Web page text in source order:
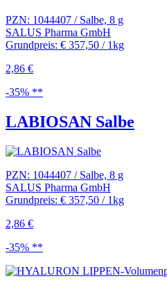
PZN: 1044407 / Salbe, 8 g
SALUS Pharma GmbH
Grundpreis: € 357,50 / 1kg
2,86 €
-35% **
LABIOSAN Salbe
PZN: 1044407 / Salbe, 8 g
SALUS Pharma GmbH
Grundpreis: € 357,50 / 1kg
2,86 €
-35% **